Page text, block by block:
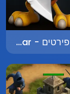
מלחמת פירטים - Pirate War